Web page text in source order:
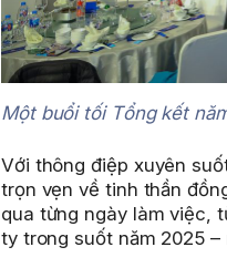
Một buổi tối Tổng kết
Với thông điệp xuyên
trọn vẹn về tinh thần
qua từng ngày làm việc,
ty trong suốt năm 2025